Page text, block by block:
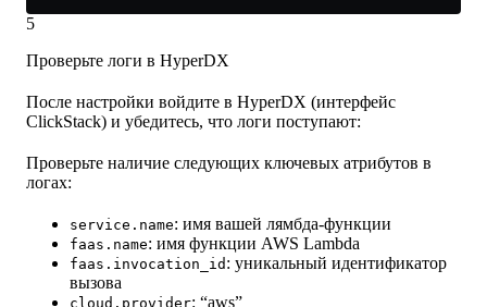
5
Проверьте логи в HyperDX
После настройки войдите в HyperDX (интерфейс
ClickStack) и убедитесь, что логи поступают:
Проверьте наличие следующих ключевых атрибутов в
логах:
service.name: имя вашей лямбда-функции
faas.name: имя функции AWS Lambda
faas.invocation_id : уникальный идентификатор
вызова
cloud.provider: “aws”